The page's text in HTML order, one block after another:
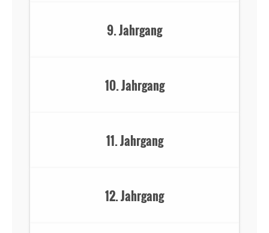
9. Jahrgang
10. Jahrgang
11. Jahrgang
12. Jahrgang